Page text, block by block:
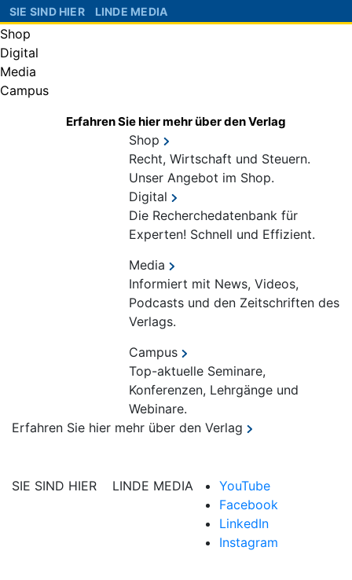
SIE SIND HIER LINDE MEDIA
Shop
Digital
Media
Campus
Erfahren Sie hier mehr über den Verlag
Shop
Recht, Wirtschaft und Steuern.
Unser Angebot im Shop.
Digital
Die Recherchedatenbank für
Experten! Schnell und Effizient.
Media
Informiert mit News, Videos,
Podcasts und den Zeitschriften des
Verlags.
Campus
Top-aktuelle Seminare,
Konferenzen, Lehrgänge und
Webinare.
Erfahren Sie hier mehr über den Verlag
SIE SIND HIER LINDE MEDIA
YouTube
Facebook
LinkedIn
Instagram